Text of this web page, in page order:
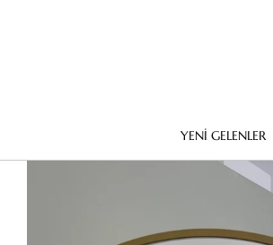
YENİ GELENLER